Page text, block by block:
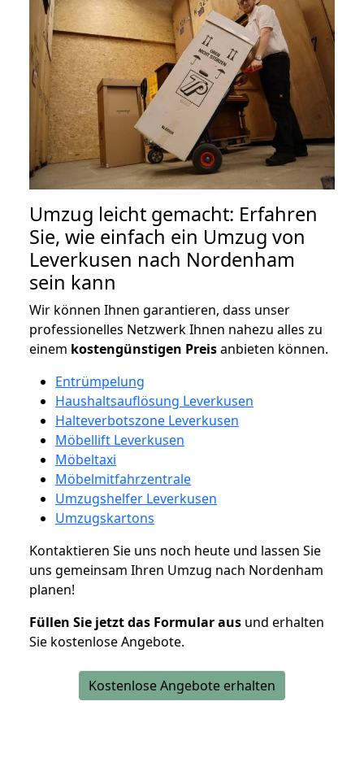
Umzug leicht gemacht: Erfahren
Sie, wie einfach ein Umzug von
Leverkusen nach Nordenham
sein kann
Wir können Ihnen garantieren, dass unser
professionelles Netzwerk Ihnen nahezu alles zu
einem kostengünstigen Preisanbieten können.
Entrümpelung
Haushaltsauflösung Leverkusen
Halteverbotszone Leverkusen
Möbellift Leverkusen
Möbeltaxi
Möbelmitfahrzentrale
Umzugshelfer Leverkusen
Umzugskartons
Kontaktieren Sie uns noch heute und lassen Sie
uns gemeinsam Ihren Umzug nach Nordenham
planen!
Füllen Sie jetzt das Formular aus und erhalten
Sie kostenlose Angebote.
Kostenlose Angebote erhalten